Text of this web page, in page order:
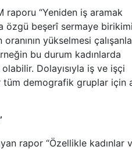
raporu “Yeniden iş aramak
özgü beşerî sermaye
yükselmesi
bu durum kadınlarda
Dolayısıyla iş ve işçi
demografik gruplar için
rapor “Özellikle kadınlar